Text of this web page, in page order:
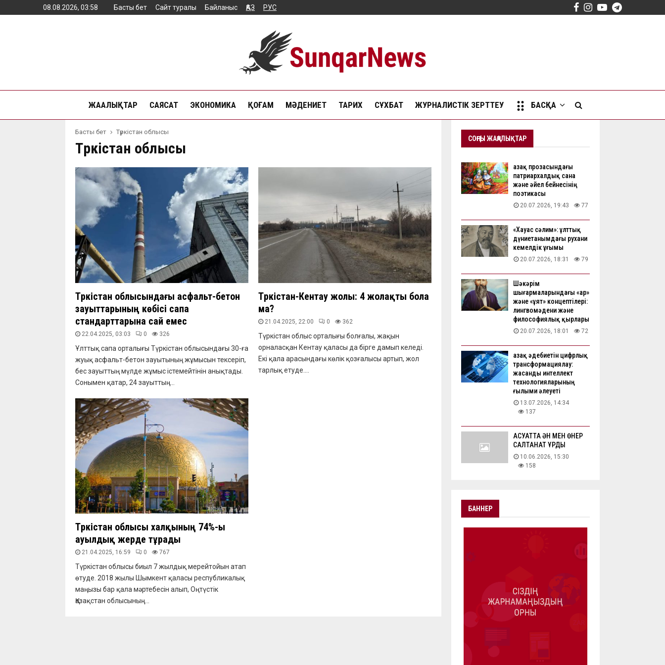
08.08.2026, 03:58 Басты бет Сайт туралы Байланыс ҚАЗ РУС Facebook
Instagram
YoutubeTelegram
ЖАҢАЛЫҚТАР САЯСАТ ЭКОНОМИКА ҚОҒАМ МӘДЕНИЕТ ТАРИХ СҰХБАТ ЖУРНАЛИСТІК ЗЕРТТЕУ БАСҚА
Басты бет Түркістан облысы
Түркістан облысы
Түркістан облысындағы асфальт-бетон
зауыттарының көбісі сапа
стандарттарына сай емес
22.04.2025, 03:03 0 326
Ұлттық сапа орталығы Түркістан облысындағы 30-ға
жуық асфальт-бетон зауытының жұмысын тексеріп,
бес зауыттың мүлде жұмыс істемейтінін анықтады.
Сонымен қатар, 24 зауыттың...
Түркістан-Кентау жолы: 4 жолақты бола
ма?
21.04.2025, 22:00 0 362
Түркістан облыс орталығы болғалы, жақын
орналасқан Кентау қаласы да бірге дамып келеді.
Екі қала арасындағы көлік қозғалысы артып, жол
тарлық етуде....
Түркістан облысы халқының 74%-ы
ауылдық жерде тұрады
21.04.2025, 16:59 0 767
Түркістан облысы биыл 7 жылдық мерейтойын атап
өтуде. 2018 жылы Шымкент қаласы республикалық
маңызы бар қала мәртебесін алып, Оңтүстік
Қазақстан облысының...
СОҢҒЫ ЖАҢАЛЫҚТАР
Қазақ прозасындағы
патриархалдық сана
және әйел бейнесінің
поэтикасы
20.07.2026, 19:43 77
«Хауас сәлим»: ұлттық
дүниетанымдағы рухани
кемелдік ұғымы
20.07.2026, 18:31 79
Шәкәрім
шығармаларындағы «ар»
және «ұят» концептілері:
лингвомәдени және
философиялық қырлары
20.07.2026, 18:01 72
Қазақ әдебиетін цифрлық
трансформациялау:
жасанды интеллект
технологияларының
ғылыми әлеуеті
13.07.2026, 14:34
137
АҚСУАТТА ӘН МЕН ӨНЕР
САЛТАНАТ ҚҰРДЫ
10.06.2026, 15:30
158
БАННЕР